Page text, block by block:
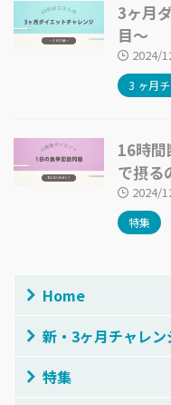
3ヶ月
目〜
2024/
3 ヶ月
16時
で摂る
2024/
特集
Home
新・3ヶ月チャレン
特集